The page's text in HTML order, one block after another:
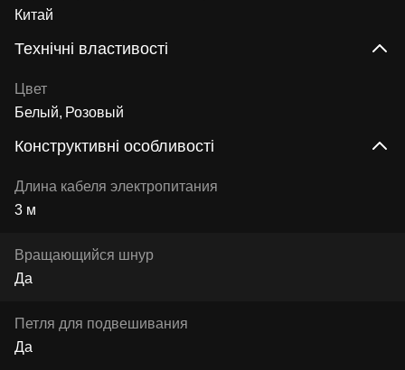
Китай
Технічні властивості
Цвет
Белый Розовый
Конструктивні особливості
Длина кабеля электропитания
3 м
Вращающийся шнур
Да
Петля для подвешивания
Да